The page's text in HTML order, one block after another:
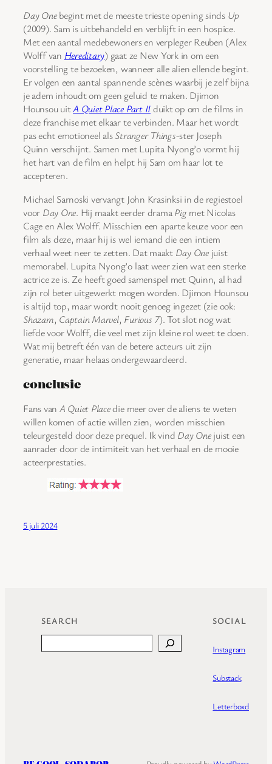
Day Onebegint met de meeste trieste opening sinds Up
(2009). Sam is uitbehandeld en verblijft in een hospice.
Met een aantal medebewoners en verpleger Reuben (Alex
Wolff van Hereditary) gaat ze New York in om een
voorstelling te bezoeken, wanneer alle alien ellende begint.
Er volgen een aantal spannende scènes waarbij je zelf bijna
je adem inhoudt om geen geluid te maken. Djimon
Hounsou uitA Quiet Place Part IIduikt op om de films in
deze franchise met elkaar te verbinden. Maar het wordt
pas echt emotioneel alsStranger Things-ster Joseph
Quinn verschijnt. Samen met Lupita Nyong’o vormt hij
het hart van de film en helpt hij Sam om haar lot te
accepteren.
Michael Sarnoski vervangt John Krasinksi in de regiestoel
voor Day One. Hij maakt eerder dramaPigmet Nicolas
Cage en Alex Wolff. Misschien een aparte keuze voor een
film als deze, maar hij is wel iemand die een intiem
verhaal weet neer te zetten. Dat maakt Day Onejuist
memorabel. Lupita Nyong’o laat weer zien wat een sterke
actrice ze is. Ze heeft goed samenspel met Quinn, al had
zijn rol beter uitgewerkt mogen worden. Djimon Hounsou
is altijd top, maar wordt nooit genoeg ingezet (zie ook:
Shazam, Captain Marvel, Furious 7). Tot slot nog wat
liefde voor Wolff, die veel met zijn kleine rol weet te doen.
Wat mij betreft één van de betere acteurs uit zijn
generatie, maar helaas ondergewaardeerd.
conclusie
Fans van A Quiet Placedie meer over de aliens te weten
willen komen of actie willen zien, worden misschien
teleurgesteld door deze prequel. Ik vind Day Onejuist een
aanrader door de intimiteit van het verhaal en de mooie
acteerprestaties.
5 juli 2024
SEARCH SOCIAL
Instagram
Substack
Letterboxd